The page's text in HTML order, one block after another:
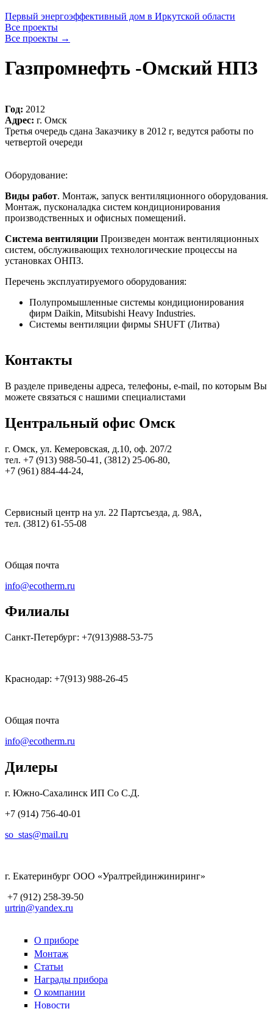
Первый энергоэффективный дом в Иркутской области
Все проекты
Все проекты →
Газпромнефть -Омский НПЗ
Год: 2012
Адрес: г. Омск
Третья очередь сдана Заказчику в 2012 г, ведутся работы по
четвертой очереди
Оборудование:
Виды работ. Монтаж, запуск вентиляционного оборудования.
Монтаж, пусконаладка систем кондиционирования
производственных и офисных помещений.
Система вентиляции Произведен монтаж вентиляционных
систем, обслуживающих технологические процессы на
установках ОНПЗ.
Перечень эксплуатируемого оборудования:
Полупромышленные системы кондиционирования
фирм Daikin, Mitsubishi Heavy Industries.
Системы вентиляции фирмы SHUFT (Литва)
Контакты
В разделе приведены адреса, телефоны, e-mail, по которым Вы
можете связаться с нашими специалистами
Центральный офис Омск
г. Омск, ул. Кемеровская, д.10, оф. 207/2
тел. +7 (913) 988-50-41, (3812) 25-06-80,
+7 (961) 884-44-24,
Сервисный центр на ул. 22 Партсъезда, д. 98А,
тел. (3812) 61-55-08
Общая почта
info@ecotherm.ru
Филиалы
Санкт-Петербург: +7(913)988-53-75
Краснодар: +7(913) 988-26-45
Общая почта
info@ecotherm.ru
Дилеры
г. Южно-Сахалинск ИП Со С.Д.
+7 (914) 756-40-01
so_stas@mail.ru
г. Екатеринбург ООО «Уралтрейдинжиниринг»
+7 (912) 258-39-50
urtrin@yandex.ru
О приборе
Монтаж
Статьи
Награды прибора
О компании
Новости